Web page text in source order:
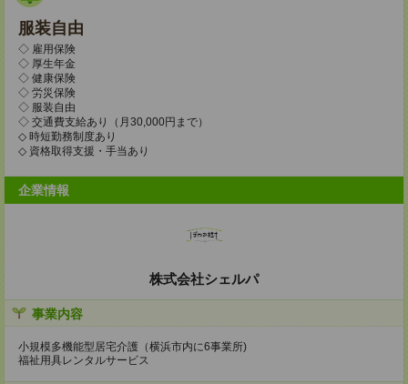
服装自由
◇ 雇用保険
◇ 厚生年金
◇ 健康保険
◇ 労災保険
◇ 服装自由
◇ 交通費支給あり（月30,000円まで）
◇ 時短勤務制度あり
◇ 資格取得支援・手当あり
企業情報
株式会社シェルパ
事業内容
小規模多機能型居宅介護（横浜市内に6事業所)
福祉用具レンタルサービス